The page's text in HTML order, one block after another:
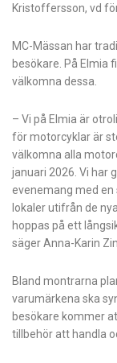
Kristoffersson, vd
MC-Mässan har
besökare. På Elmia
välkomna dessa.
– Vi på Elmia är
för motorcyklar är
välkomna alla
januari 2026. Vi har
evenemang med en
lokaler utifrån de
hoppas på ett
säger Anna-Karin
Bland montrarna
varumärkena ska
besökare kommer
tillbehör att handla